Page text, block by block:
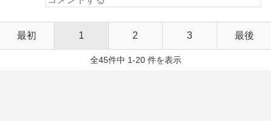
最初 1 2 3 最後
全45件中 1-20 件を表示